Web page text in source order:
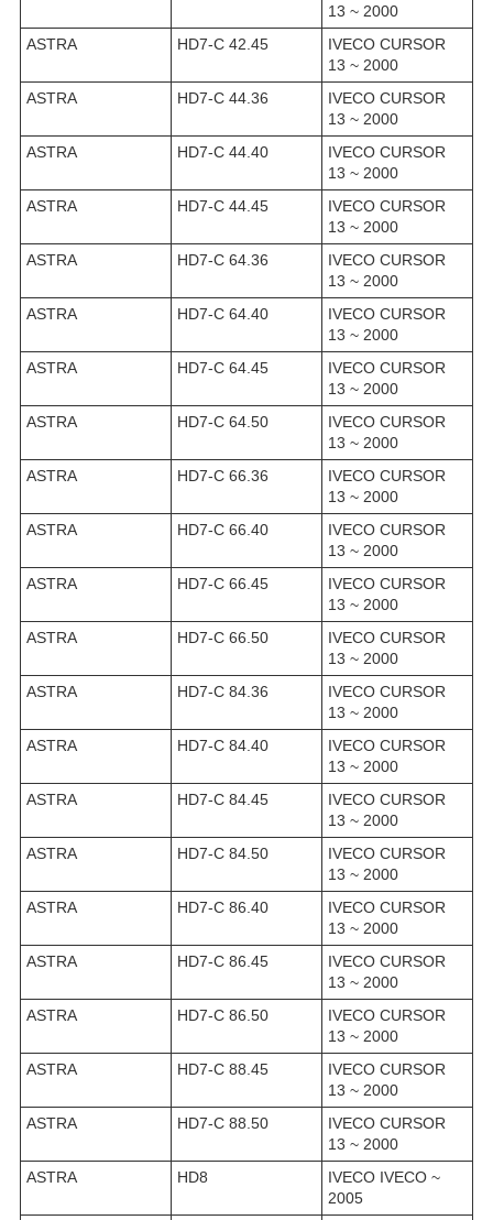
13 ~ 2000
ASTRA
HD7-C 42.45
IVECO CURSOR
13 ~ 2000
ASTRA
HD7-C 44.36
IVECO CURSOR
13 ~ 2000
ASTRA
HD7-C 44.40
IVECO CURSOR
13 ~ 2000
ASTRA
HD7-C 44.45
IVECO CURSOR
13 ~ 2000
ASTRA
HD7-C 64.36
IVECO CURSOR
13 ~ 2000
ASTRA
HD7-C 64.40
IVECO CURSOR
13 ~ 2000
ASTRA
HD7-C 64.45
IVECO CURSOR
13 ~ 2000
ASTRA
HD7-C 64.50
IVECO CURSOR
13 ~ 2000
ASTRA
HD7-C 66.36
IVECO CURSOR
13 ~ 2000
ASTRA
HD7-C 66.40
IVECO CURSOR
13 ~ 2000
ASTRA
HD7-C 66.45
IVECO CURSOR
13 ~ 2000
ASTRA
HD7-C 66.50
IVECO CURSOR
13 ~ 2000
ASTRA
HD7-C 84.36
IVECO CURSOR
13 ~ 2000
ASTRA
HD7-C 84.40
IVECO CURSOR
13 ~ 2000
ASTRA
HD7-C 84.45
IVECO CURSOR
13 ~ 2000
ASTRA
HD7-C 84.50
IVECO CURSOR
13 ~ 2000
ASTRA
HD7-C 86.40
IVECO CURSOR
13 ~ 2000
ASTRA
HD7-C 86.45
IVECO CURSOR
13 ~ 2000
ASTRA
HD7-C 86.50
IVECO CURSOR
13 ~ 2000
ASTRA
HD7-C 88.45
IVECO CURSOR
13 ~ 2000
ASTRA
HD7-C 88.50
IVECO CURSOR
13 ~ 2000
ASTRA
HD8
IVECO IVECO ~
2005